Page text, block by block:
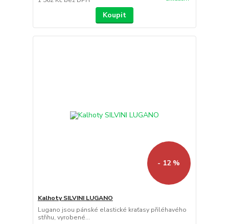
Koupit
- 12 %
Kalhoty SILVINI LUGANO
Lugano jsou pánské elastické kraťasy přiléhavého
střihu, vyrobené...